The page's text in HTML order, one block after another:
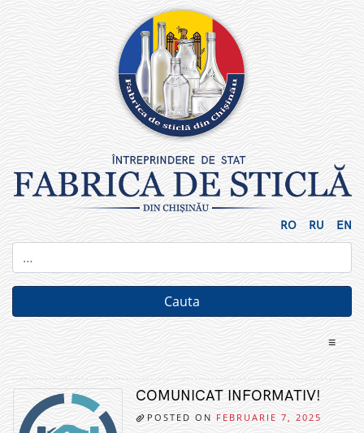
RO RU EN
≡
COMUNICAT INFORMATIV!
POSTED ON FEBRUARIE 7, 2025